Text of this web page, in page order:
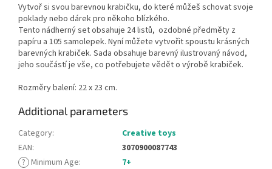
Vytvoř si svou barevnou krabičku, do které můžeš schovat svoje
poklady nebo dárek pro někoho blízkého.
Tento nádherný set obsahuje 24 listů, ozdobné předměty z
papíru a 105 samolepek. Nyní můžete vytvořit spoustu krásných
barevných krabiček. Sada obsahuje barevný ilustrovaný návod,
jeho součástí je vše, co potřebujete vědět o výrobě krabiček.
Rozměry balení: 22 x 23 cm.
Additional parameters
Category:
Creative toys
EAN:
3070900087743
? Minimum Age:
7+